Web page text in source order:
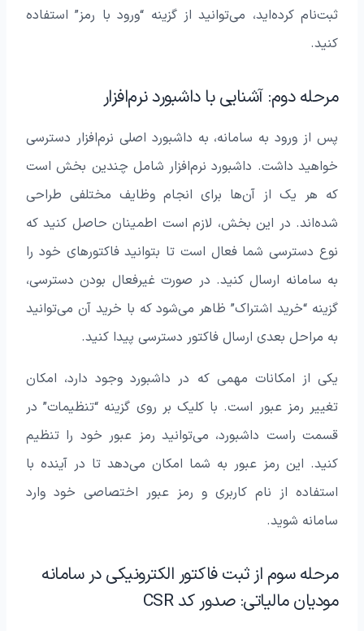
ثبت‌نام کرده‌اید، می‌توانید از گزینه “ورود با رمز” استفاده
کنید.
مرحله دوم: آشنایی با داشبورد نرم‌افزار
پس از ورود به سامانه، به داشبورد اصلی نرم‌افزار دسترسی
خواهید داشت. داشبورد نرم‌افزار شامل چندین بخش است
که هر یک از آن‌ها برای انجام وظایف مختلفی طراحی
شده‌اند. در این بخش، لازم است اطمینان حاصل کنید که
نوع دسترسی شما فعال است تا بتوانید فاکتورهای خود را
به سامانه ارسال کنید. در صورت غیرفعال بودن دسترسی،
گزینه “خرید اشتراک” ظاهر می‌شود که با خرید آن می‌توانید
به مراحل بعدی ارسال فاکتور دسترسی پیدا کنید.
یکی از امکانات مهمی که در داشبورد وجود دارد، امکان
تغییر رمز عبور است. با کلیک بر روی گزینه “تنظیمات” در
قسمت راست داشبورد، می‌توانید رمز عبور خود را تنظیم
کنید. این رمز عبور به شما امکان می‌دهد تا در آینده با
استفاده از نام کاربری و رمز عبور اختصاصی خود وارد
سامانه شوید.
مرحله سوم از ثبت فاکتور الکترونیکی در سامانه
مودیان مالیاتی: صدور کد CSR